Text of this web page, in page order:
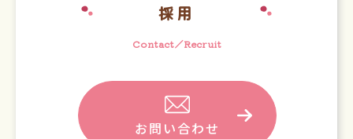
採用
Contact／Recruit
お問い合わせ